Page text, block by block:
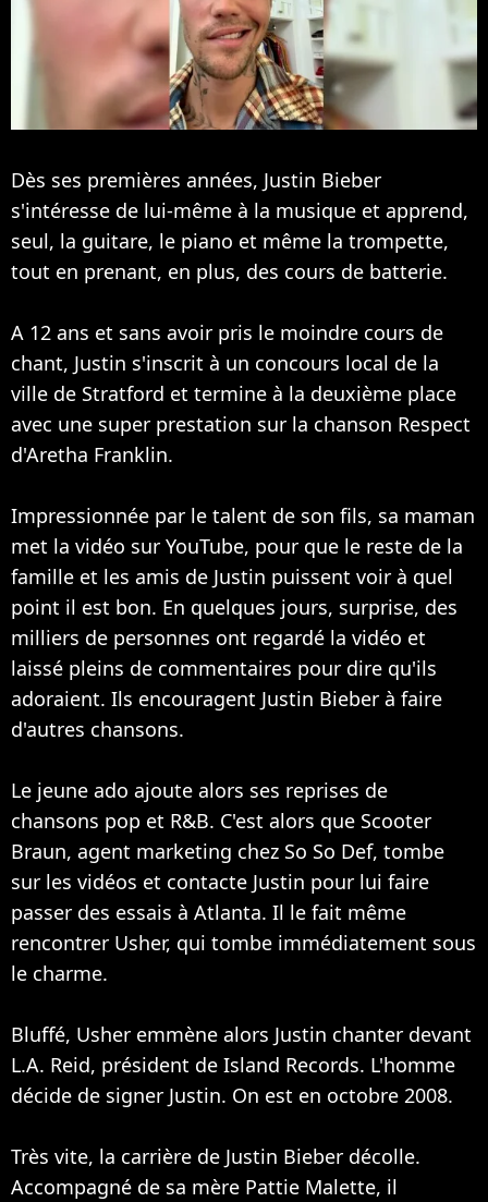
Dès ses premières années, Justin Bieber
s'intéresse de lui-même à la musique et apprend,
seul, la guitare, le piano et même la trompette,
tout en prenant, en plus, des cours de batterie.
A 12 ans et sans avoir pris le moindre cours de
chant, Justin s'inscrit à un concours local de la
ville de Stratford et termine à la deuxième place
avec une super prestation sur la chanson Respect
d'Aretha Franklin.
Impressionnée par le talent de son fils, sa maman
met la vidéo sur YouTube, pour que le reste de la
famille et les amis de Justin puissent voir à quel
point il est bon. En quelques jours, surprise, des
milliers de personnes ont regardé la vidéo et
laissé pleins de commentaires pour dire qu'ils
adoraient. Ils encouragent Justin Bieber à faire
d'autres chansons.
Le jeune ado ajoute alors ses reprises de
chansons pop et R&B. C'est alors que Scooter
Braun, agent marketing chez So So Def, tombe
sur les vidéos et contacte Justin pour lui faire
passer des essais à Atlanta. Il le fait même
rencontrer Usher, qui tombe immédiatement sous
le charme.
Bluffé, Usher emmène alors Justin chanter devant
L.A. Reid, président de Island Records. L'homme
décide de signer Justin. On est en octobre 2008.
Très vite, la carrière de Justin Bieber décolle.
Accompagné de sa mère Pattie Malette, il